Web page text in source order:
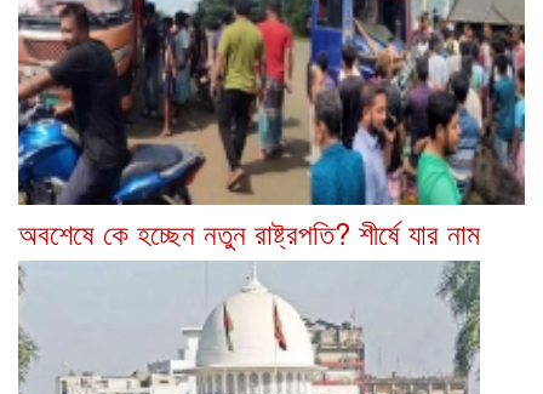
অবশেষে কে হচ্ছেন নতুন রাষ্ট্রপতি? শীর্ষে যার নাম